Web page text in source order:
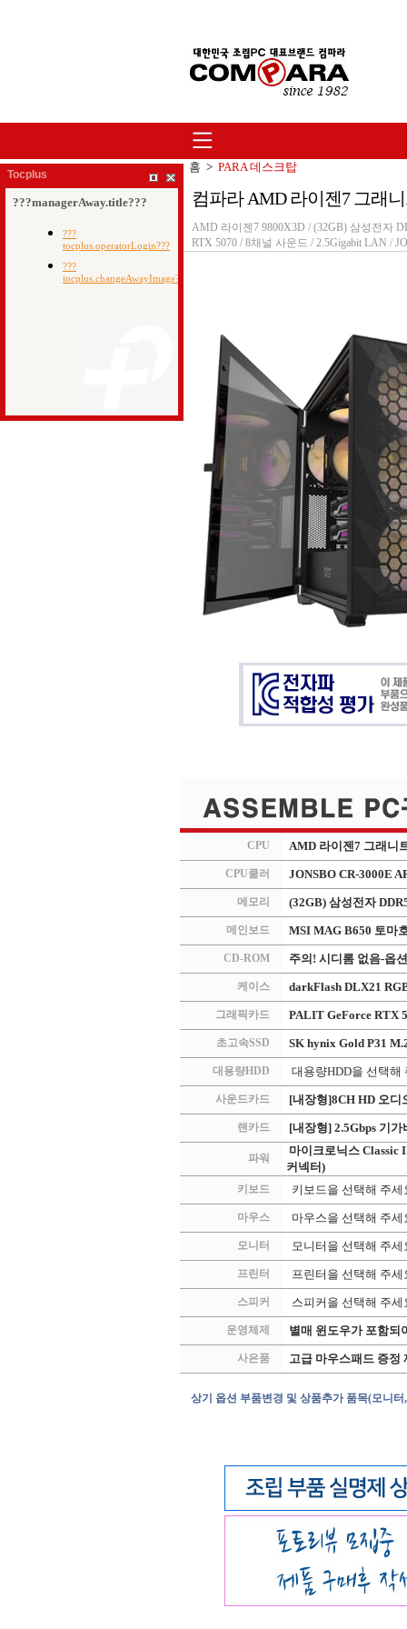
홈 > PARA 데스크탑
컴파라 AMD 라이젠7 그래니
AMD 라이젠7 9800X3D / (32GB) 삼성전자
RTX 5070 / 8채널 사운드 / 2.5Gigabit LAN /
CPU AMD 라이젠7 그래니
CPU쿨러 JONSBO CR-3000E
메모리 (32GB) 삼성전자
메인보드 MSI MAG B650 토마
CD-ROM 주의! 시디롬 없음-옵
케이스 darkFlash DLX21
그래픽카드 PALIT GeForce RTX
초고속SSD SK hynix Gold P31
대용량HDD 대용량HDD을 선택해
사운드카드 [내장형]8CH HD 오
랜카드 [내장형] 2.5Gbps 기
파워
마이크로닉스 Classic
커넥터)
키보드 키보드을 선택해 주세
마우스 마우스을 선택해 주세
모니터 모니터을 선택해 주세
프린터 프린터을 선택해 주세
스피커 스피커을 선택해 주세
운영체제 별매 윈도우가 포함되
사은품 고급 마우스패드 증
상기 옵션 부품변경 및 상품추가 품목(모니
Tocplus